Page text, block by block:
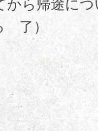
から帰途に
了）